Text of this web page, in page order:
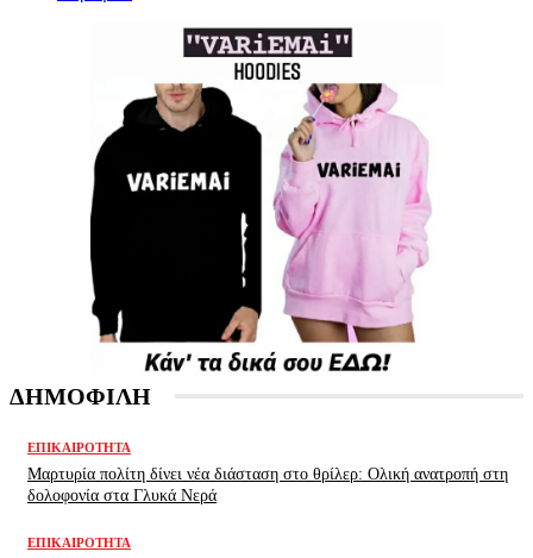
ΔΗΜΟΦΙΛΗ
ΕΠΙΚΑΙΡΌΤΗΤΑ
Μαρτυρία πολίτη δίνει νέα διάσταση στο θρίλερ: Ολική ανατροπή στη
δολοφονία στα Γλυκά Νερά
ΕΠΙΚΑΙΡΌΤΗΤΑ